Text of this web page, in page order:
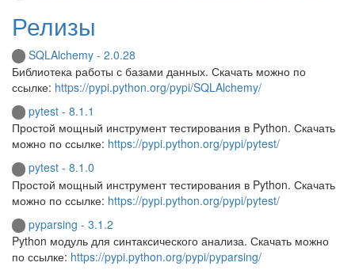
Релизы
SQLAlchemy - 2.0.28
Библиотека работы с базами данных. Скачать можно по
ссылке: https://pypi.python.org/pypi/SQLAlchemy/
pytest - 8.1.1
Простой мощный инструмент тестирования в Python. Скачать
можно по ссылке: https://pypi.python.org/pypi/pytest/
pytest - 8.1.0
Простой мощный инструмент тестирования в Python. Скачать
можно по ссылке: https://pypi.python.org/pypi/pytest/
pyparsing - 3.1.2
Python модуль для синтаксического анализа. Скачать можно
по ссылке: https://pypi.python.org/pypi/pyparsing/